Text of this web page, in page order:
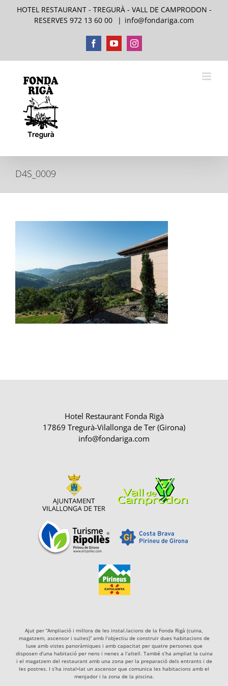
HOTEL RESTAURANT - TREGURÀ - VALL DE CAMPRODON -
RESERVES 972 13 60 00
| info@fondariga.com
FacebookYouTubeInstagram
D4S_0009
Hotel Restaurant Fonda Rigà
17869 Tregurà-Vilallonga de Ter (Girona)
info@fondariga.com
Ajut per “Ampliació i millora de les instal.lacions de la Fonda Rigà (cuina,
magatzem, ascensor i suites)” amb l’objectiu de construir dues habitacions de
luxe amb vistes panoràmiques i amb capacitat per quatre persones que
disposen d’una habitació per nens i nenes a l’altell. També s’ha ampliat la cuina
i el magatzem del restaurant amb una zona per la preparació dels entrants i de
les postres. I s’ha instal•lat un ascensor que comunica les habitacions amb el
menjador i la zona de la piscina.